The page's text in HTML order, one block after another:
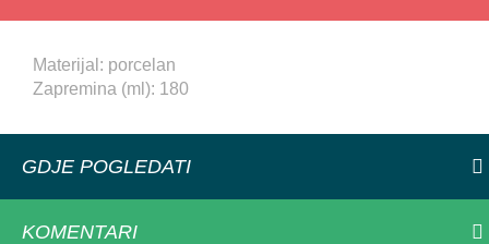
Materijal: porcelan
Zapremina (ml): 180
GDJE POGLEDATI
KOMENTARI